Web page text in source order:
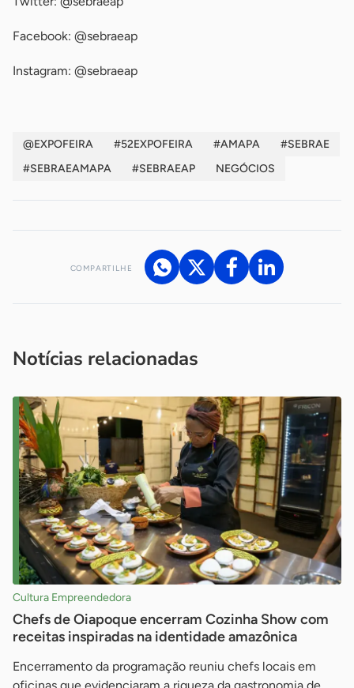
Facebook: @sebraeap
Instagram: @sebraeap
@EXPOFEIRA #52EXPOFEIRA #AMAPA
#SEBRAE
#SEBRAEAMAPA
#SEBRAEAP NEGÓCIOS
COMPARTILHE
Notícias relacionadas
Cultura Empreendedora
Chefs de Oiapoque encerram Cozinha Show com
receitas inspiradas na identidade amazônica
Encerramento da programação reuniu chefs locais em